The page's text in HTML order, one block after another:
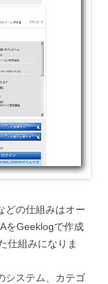
どの仕組みはオー
をGeeklogで作成
仕組みになりま
システム、カテゴ